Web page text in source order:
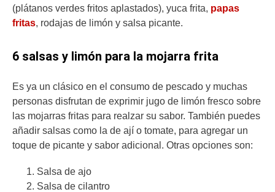
(plátanos verdes fritos aplastados), yuca frita, papas
fritas, rodajas de limón y salsa picante.
6 salsas y limón para la mojarra frita
Es ya un clásico en el consumo de pescado y muchas
personas disfrutan de exprimir jugo de limón fresco sobre
las mojarras fritas para realzar su sabor. También puedes
añadir salsas como la de ají o tomate, para agregar un
toque de picante y sabor adicional. Otras opciones son:
Salsa de ajo
Salsa de cilantro